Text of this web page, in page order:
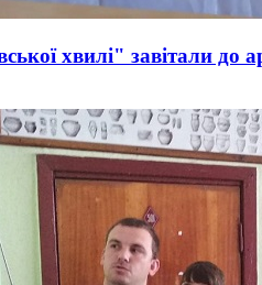
хвилі" завітали до